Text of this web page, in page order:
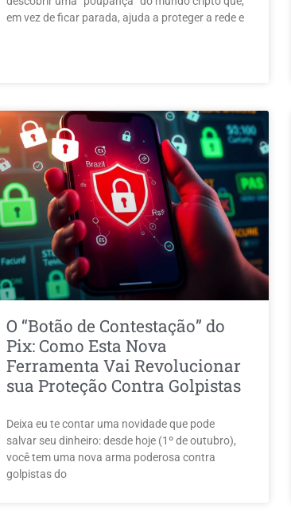
em vez de ficar parada, ajuda a proteger a rede e
O “Botão de Contestação” do
Pix: Como Esta Nova
Ferramenta Vai Revolucionar
sua Proteção Contra Golpistas
Deixa eu te contar uma novidade que pode
salvar seu dinheiro: desde hoje (1º de outubro),
você tem uma nova arma poderosa contra
golpistas do